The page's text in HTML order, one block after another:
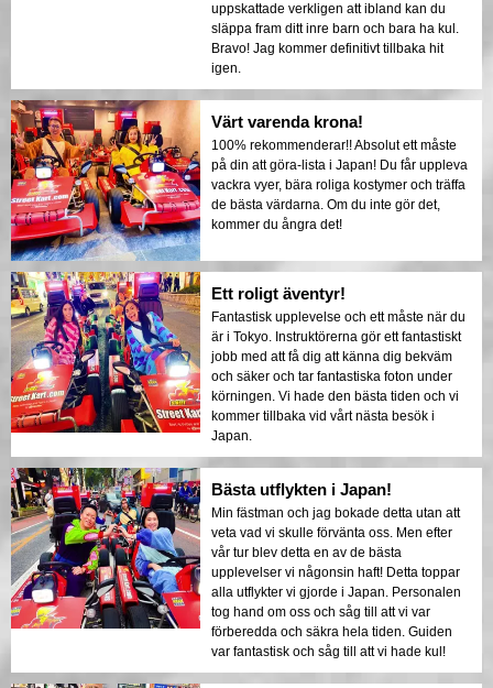
uppskattade verkligen att ibland kan du
släppa fram ditt inre barn och bara ha kul.
Bravo! Jag kommer definitivt tillbaka hit
igen.
Värt varenda krona!
100% rekommenderar!! Absolut ett måste
på din att göra-lista i Japan! Du får uppleva
vackra vyer, bära roliga kostymer och träffa
de bästa värdarna. Om du inte gör det,
kommer du ångra det!
Ett roligt äventyr!
Fantastisk upplevelse och ett måste när du
är i Tokyo. Instruktörerna gör ett fantastiskt
jobb med att få dig att känna dig bekväm
och säker och tar fantastiska foton under
körningen. Vi hade den bästa tiden och vi
kommer tillbaka vid vårt nästa besök i
Japan.
Bästa utflykten i Japan!
Min fästman och jag bokade detta utan att
veta vad vi skulle förvänta oss. Men efter
vår tur blev detta en av de bästa
upplevelser vi någonsin haft! Detta toppar
alla utflykter vi gjorde i Japan. Personalen
tog hand om oss och såg till att vi var
förberedda och säkra hela tiden. Guiden
var fantastisk och såg till att vi hade kul!